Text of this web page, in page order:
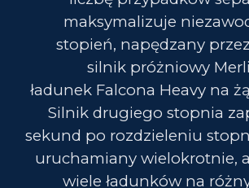
maksymalizuje
stopień, napędzany
silnik próżniowy
ładunek Falcona Heavyna
Silnik drugiego stopnia
sekund po rozdzieleniu
uruchamiany wielokrotnie,
wiele ładunków na